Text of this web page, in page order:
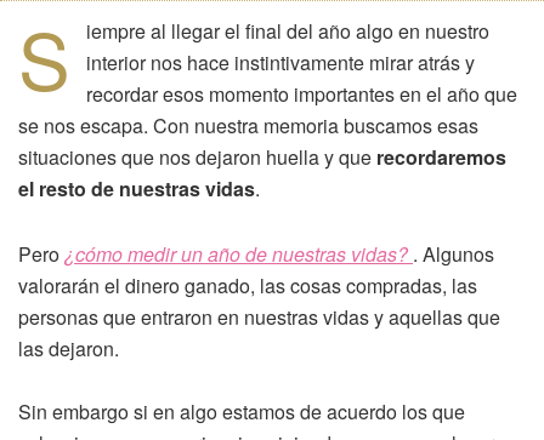
S
iempre al llegar el final del año algo en nuestro
interior nos hace instintivamente mirar atrás y
recordar esos momento importantes en el año que
se nos escapa. Con nuestra memoria buscamos esas
situaciones que nos dejaron huella y que recordaremos
el resto de nuestras vidas.
Pero¿cómo medir un año de nuestras vidas? . Algunos
valorarán el dinero ganado, las cosas compradas, las
personas que entraron en nuestras vidas y aquellas que
las dejaron.
Sin embargo si en algo estamos de acuerdo los que